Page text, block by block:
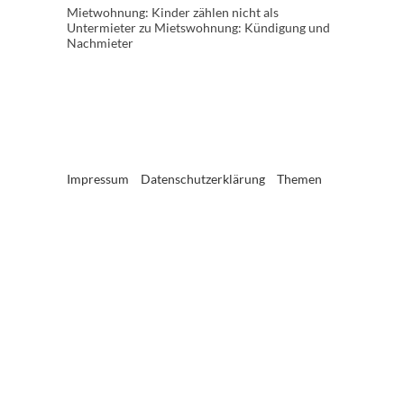
Mietwohnung: Kinder zählen nicht als
Untermieterzu Mietswohnung: Kündigung und
Nachmieter
Impressum Datenschutzerklärung Themen